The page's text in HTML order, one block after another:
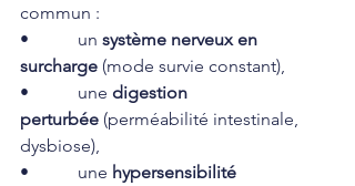
commun :
•           un système nerveux en
surcharge (mode survie constant),
•           une digestion
perturbée (perméabilité intestinale,
dysbiose),
•           une hypersensibilité